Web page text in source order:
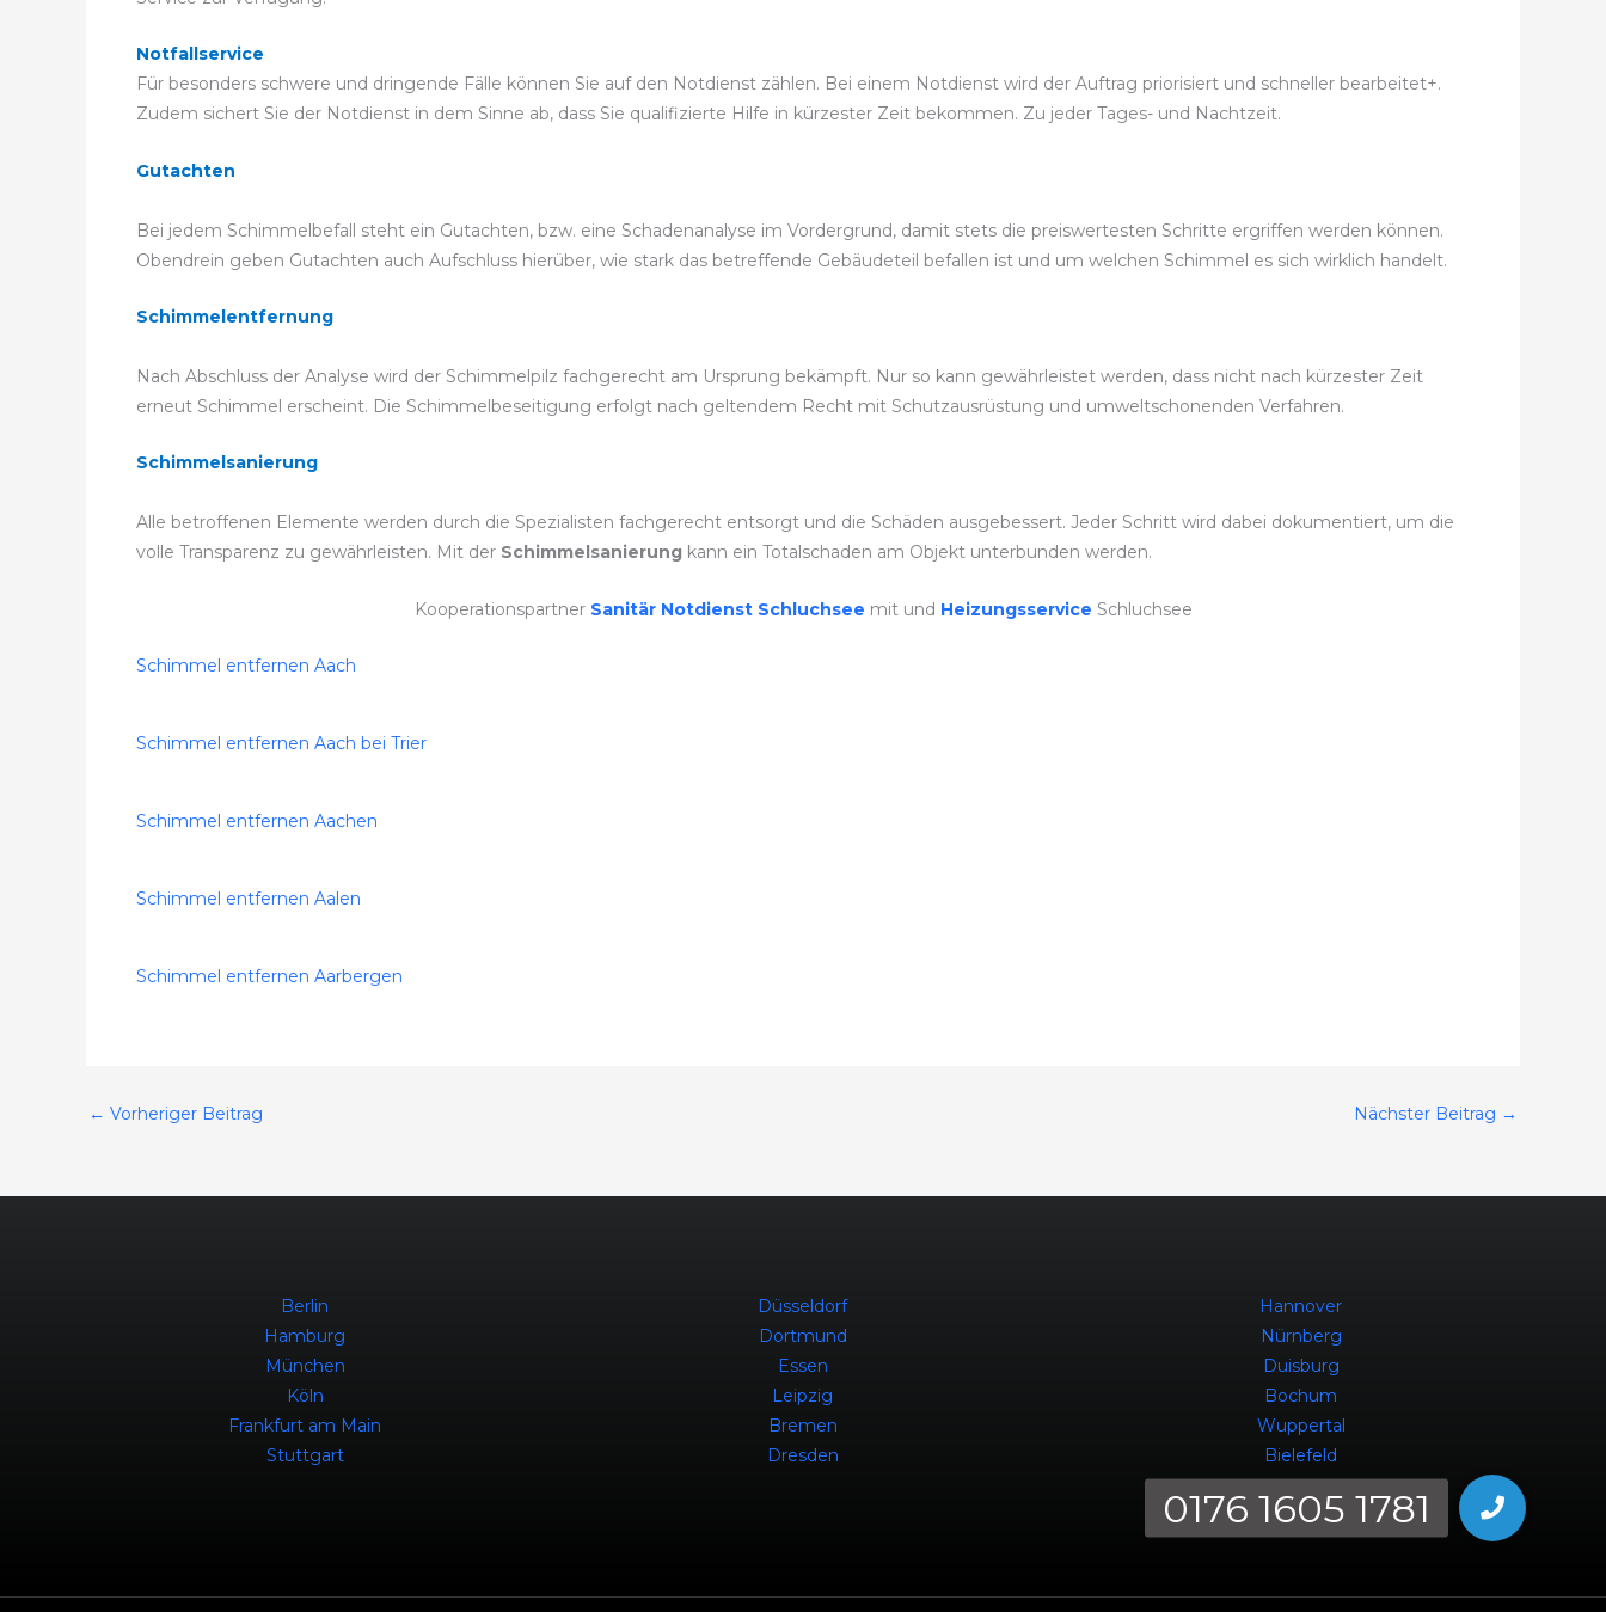
Notfallservice
Für besonders schwere und dringende Fälle können Sie auf den Notdienst zählen. Bei einem Notdienst wird der Auftrag priorisiert und schneller bearbeitet+.
Zudem sichert Sie der Notdienst in dem Sinne ab, dass Sie qualifizierte Hilfe in kürzester Zeit bekommen. Zu jeder Tages- und Nachtzeit.
Gutachten
Bei jedem Schimmelbefall steht ein Gutachten, bzw. eine Schadenanalyse im Vordergrund, damit stets die preiswertesten Schritte ergriffen werden können.
Obendrein geben Gutachten auch Aufschluss hierüber, wie stark das betreffende Gebäudeteil befallen ist und um welchen Schimmel es sich wirklich handelt.
Schimmelentfernung
Nach Abschluss der Analyse wird der Schimmelpilz fachgerecht am Ursprung bekämpft. Nur so kann gewährleistet werden, dass nicht nach kürzester Zeit
erneut Schimmel erscheint. Die Schimmelbeseitigung erfolgt nach geltendem Recht mit Schutzausrüstung und umweltschonenden Verfahren.
Schimmelsanierung
Alle betroffenen Elemente werden durch die Spezialisten fachgerecht entsorgt und die Schäden ausgebessert. Jeder Schritt wird dabei dokumentiert, um die
volle Transparenz zu gewährleisten. Mit der Schimmelsanierung kann ein Totalschaden am Objekt unterbunden werden.
Kooperationspartner Sanitär Notdienst Schluchsee mit und Heizungsservice Schluchsee
Schimmel entfernen Aach
Schimmel entfernen Aach bei Trier
Schimmel entfernen Aachen
Schimmel entfernen Aalen
Schimmel entfernen Aarbergen
← Vorheriger Beitrag Nächster Beitrag →
Berlin
Hamburg
München
Köln
Frankfurt am Main
Stuttgart
Düsseldorf
Dortmund
Essen
Leipzig
Bremen
Dresden
Hannover
Nürnberg
Duisburg
Bochum
Wuppertal
Bielefeld